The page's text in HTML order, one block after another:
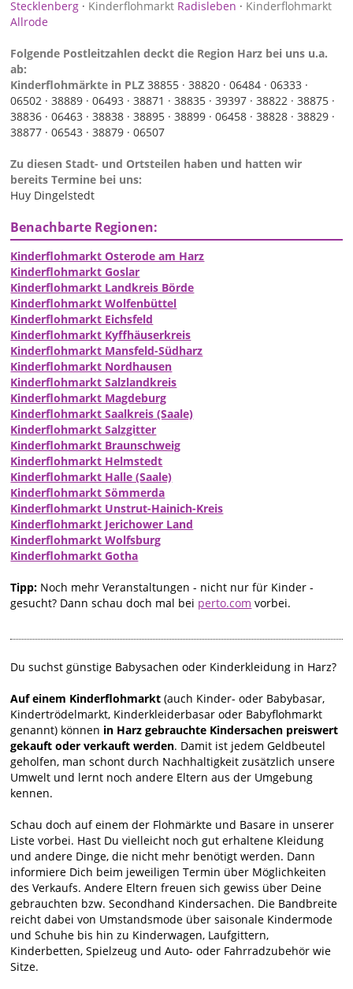
Stecklenberg · Kinderflohmarkt Radisleben · Kinderflohmarkt
Allrode
Folgende Postleitzahlen deckt die Region Harz bei uns u.a.
ab:
Kinderflohmärkte in PLZ38855 ·38820 ·06484 ·06333 ·
06502 ·38889 ·06493 ·38871 ·38835 ·39397 ·38822 ·38875 ·
38836 ·06463 ·38838 ·38895 ·38899 ·06458 ·38828 ·38829 ·
38877 ·06543 ·38879 ·06507
Zu diesen Stadt- und Ortsteilen haben und hatten wir
bereits Termine bei uns:
Huy Dingelstedt
Benachbarte Regionen:
Kinderflohmarkt Osterode am Harz
Kinderflohmarkt Goslar
Kinderflohmarkt Landkreis Börde
Kinderflohmarkt Wolfenbüttel
Kinderflohmarkt Eichsfeld
Kinderflohmarkt Kyffhäuserkreis
Kinderflohmarkt Mansfeld-Südharz
Kinderflohmarkt Nordhausen
Kinderflohmarkt Salzlandkreis
Kinderflohmarkt Magdeburg
Kinderflohmarkt Saalkreis (Saale)
Kinderflohmarkt Salzgitter
Kinderflohmarkt Braunschweig
Kinderflohmarkt Helmstedt
Kinderflohmarkt Halle (Saale)
Kinderflohmarkt Sömmerda
Kinderflohmarkt Unstrut-Hainich-Kreis
Kinderflohmarkt Jerichower Land
Kinderflohmarkt Wolfsburg
Kinderflohmarkt Gotha
Tipp: Noch mehr Veranstaltungen - nicht nur für Kinder -
gesucht? Dann schau doch mal bei perto.com vorbei.
Du suchst günstige Babysachen oder Kinderkleidung in Harz?
Auf einem Kinderflohmarkt (auch Kinder- oder Babybasar,
Kindertrödelmarkt, Kinderkleiderbasar oder Babyflohmarkt
genannt) können in Harz gebrauchte Kindersachen preiswert
gekauft oder verkauft werden. Damit ist jedem Geldbeutel
geholfen, man schont durch Nachhaltigkeit zusätzlich unsere
Umwelt und lernt noch andere Eltern aus der Umgebung
kennen.
Schau doch auf einem der Flohmärkte und Basare in unserer
Liste vorbei. Hast Du vielleicht noch gut erhaltene Kleidung
und andere Dinge, die nicht mehr benötigt werden. Dann
informiere Dich beim jeweiligen Termin über Möglichkeiten
des Verkaufs. Andere Eltern freuen sich gewiss über Deine
gebrauchten bzw. Secondhand Kindersachen. Die Bandbreite
reicht dabei von Umstandsmode über saisonale Kindermode
und Schuhe bis hin zu Kinderwagen, Laufgittern,
Kinderbetten, Spielzeug und Auto- oder Fahrradzubehör wie
Sitze.